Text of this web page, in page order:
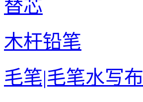
替芯
木杆铅笔
毛笔|毛笔水写布